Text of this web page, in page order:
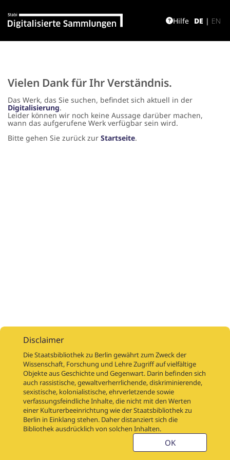
DE | EN
Hilfe
Vielen Dank für Ihr Verständnis.
Das Werk, das Sie suchen, befindet sich aktuell in der
Digitalisierung.
Leider können wir noch keine Aussage darüber machen,
wann das aufgerufene Werk verfügbar sein wird.
Bitte gehen Sie zurück zur Startseite.
DigitalisierungsaufträgeÜberDigitalisierungsprojekteLinks
DigiworkflowWeitere digitalisierte Bestände
Kontakt
Nutzungsbedingungen
Startseite der SBB
Stabikat
Weitere Kataloge der SBB
Disclaimer
Die Staatsbibliothek zu Berlin gewährt zum Zweck der
Wissenschaft, Forschung und Lehre Zugriff auf vielfältige
Objekte aus Geschichte und Gegenwart. Darin befinden sich
auch rassistische, gewaltverherrlichende, diskriminierende,
sexistische, kolonialistische, ehrverletzende sowie
verfassungsfeindliche Inhalte, die nicht mit den Werten
einer Kulturerbeeinrichtung wie der Staatsbibliothek zu
Berlin in Einklang stehen. Daher distanziert sich die
Bibliothek ausdrücklich von solchen Inhalten.
OK